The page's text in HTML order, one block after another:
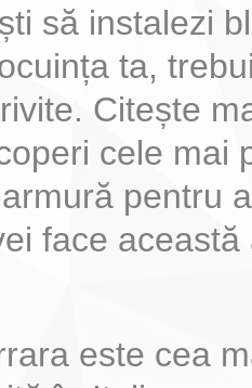
să instalezi
ta,
Citește
cele mai
pentru
face această
este cea